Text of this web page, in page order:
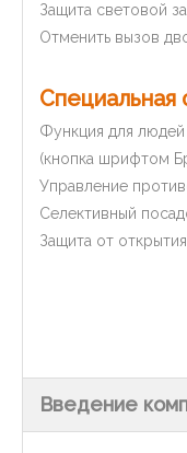
Защита световой
Отменить вызов
Специальная
Функция для
(кнопка шрифтом
Управление
Селективный
Защита от
Введение